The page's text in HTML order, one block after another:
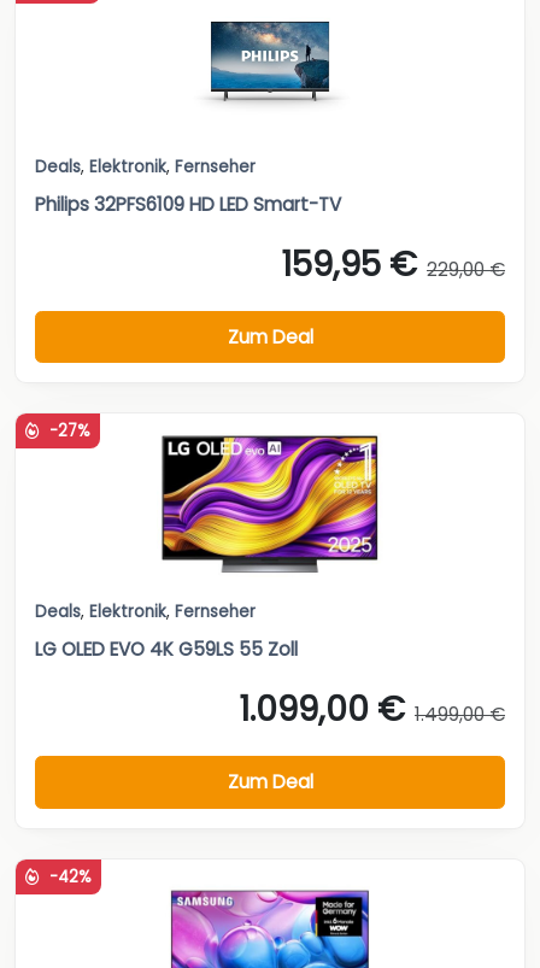
Deals, Elektronik, Fernseher
Philips 32PFS6109 HD LED Smart-TV
159,95 € 229,00 €
Zum Deal
-27%
Deals, Elektronik, Fernseher
LG OLED EVO 4K G59LS 55 Zoll
1.099,00 € 1.499,00 €
Zum Deal
-42%